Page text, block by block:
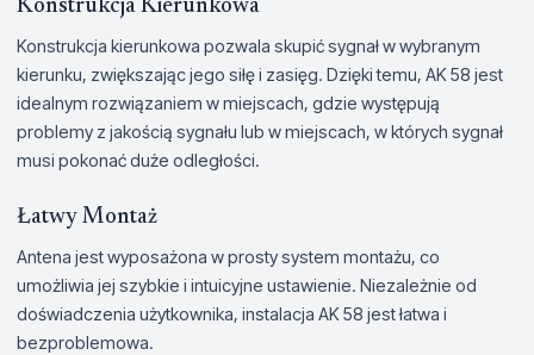
Konstrukcja Kierunkowa
Konstrukcja kierunkowa pozwala skupić sygnał w wybranym
kierunku, zwiększając jego siłę i zasięg. Dzięki temu, AK 58 jest
idealnym rozwiązaniem w miejscach, gdzie występują
problemy z jakością sygnału lub w miejscach, w których sygnał
musi pokonać duże odległości.
Łatwy Montaż
Antena jest wyposażona w prosty system montażu, co
umożliwia jej szybkie i intuicyjne ustawienie. Niezależnie od
doświadczenia użytkownika, instalacja AK 58 jest łatwa i
bezproblemowa.